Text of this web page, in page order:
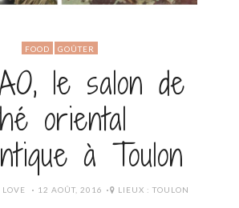
FOOD GOÛTER
le salon de
oriental
à Toulon
POSTED
12 AOÛT, 2016 LIEUX : TOULON